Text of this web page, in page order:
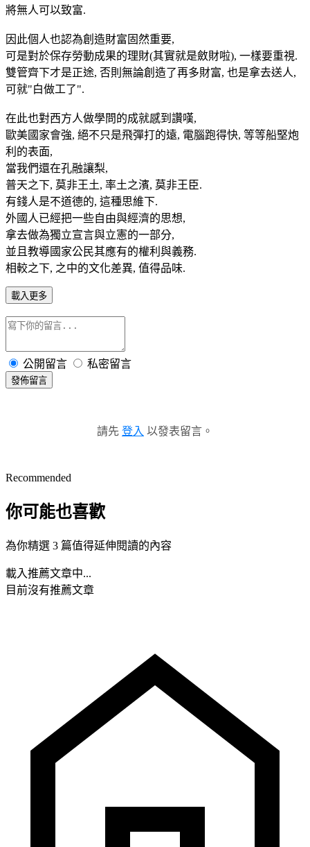
將無人可以致富.
因此個人也認為創造財富固然重要,
可是對於保存勞動成果的理財(其實就是斂財啦), 一樣要重視.
雙管齊下才是正途, 否則無論創造了再多財富, 也是拿去送人,
可就"白做工了".
在此也對西方人做學問的成就感到讚嘆,
歐美國家會強, 絕不只是飛彈打的遠, 電腦跑得快, 等等船堅炮
利的表面,
當我們還在孔融讓梨,
普天之下, 莫非王土, 率土之濱, 莫非王臣.
有錢人是不道德的, 這種思維下.
外國人已經把一些自由與經濟的思想,
拿去做為獨立宣言與立憲的一部分,
並且教導國家公民其應有的權利與義務.
相較之下, 之中的文化差異, 值得品味.
載入更多
公開留言 私密留言
發佈留言
請先 登入 以發表留言。
Recommended
你可能也喜歡
為你精選 3 篇值得延伸閱讀的內容
載入推薦文章中...
目前沒有推薦文章